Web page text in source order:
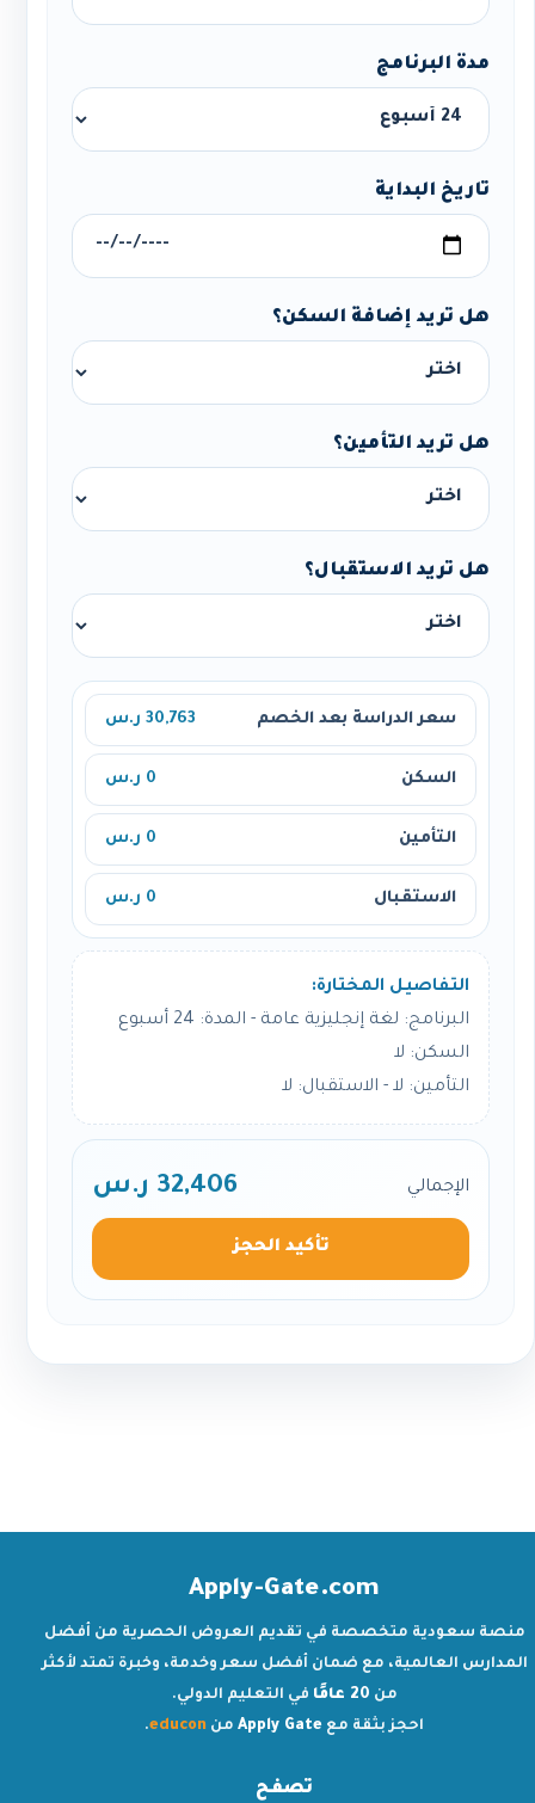
مدة البرنامج
تاريخ البداية
هل تريد إضافة السكن؟
هل تريد التأمين؟
هل تريد الاستقبال؟
سعر الدراسة بعد الخصم 30,763 ر.س
السكن 0 ر.س
التأمين 0 ر.س
الاستقبال 0 ر.س
التفاصيل المختارة:
البرنامج: لغة إنجليزية عامة - المدة: 24 أسبوع
السكن: لا
التأمين: لا - الاستقبال: لا
الإجمالي 32,406 ر.س
تأكيد الحجز
Apply-Gate.com
منصة سعودية متخصصة في تقديم العروض الحصرية من أفضل
المدارس العالمية، مع ضمان أفضل سعر وخدمة، وخبرة تمتد لأكثر
من 20 عامًا
في التعليم الدولي.
احجز بثقة مع Apply Gate من educon
.
تصفح